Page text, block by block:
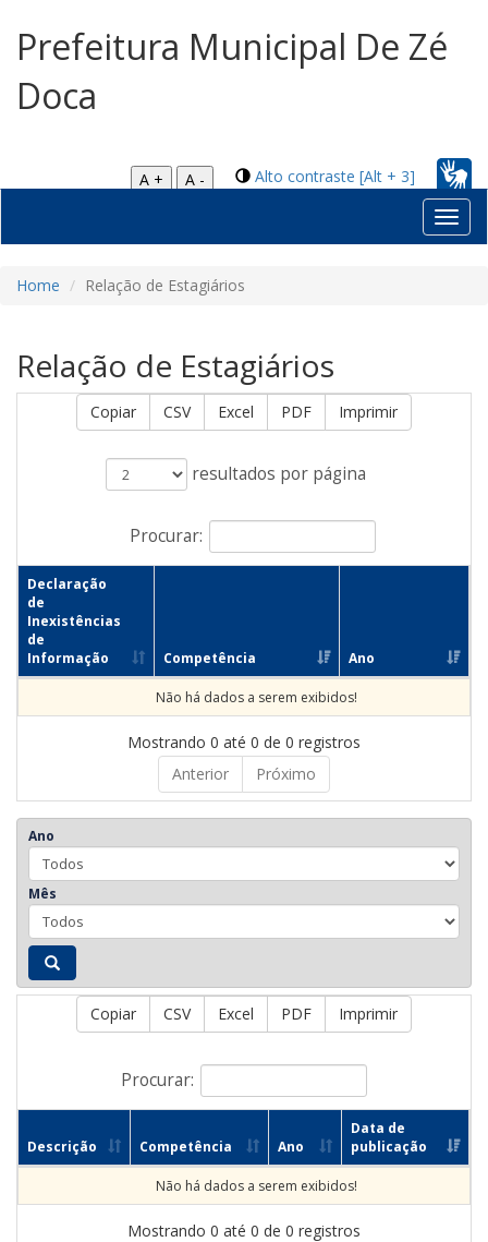
Prefeitura Municipal De Zé
Doca
Alto contraste [Alt + 3]
A +
A -
Home Relação de Estagiários
Relação de Estagiários
Copiar CSV Excel PDF Imprimir
resultados por página
Procurar:
Declaração
de
Inexistências
de
Informação
Competência Ano
Não há dados a serem exibidos!
Mostrando 0 até 0 de 0 registros
Anterior
Próximo
Ano
Mês
Copiar CSV Excel PDF Imprimir
Procurar:
Descrição Competência Ano
Data de
publicação
Não há dados a serem exibidos!
Mostrando 0 até 0 de 0 registros